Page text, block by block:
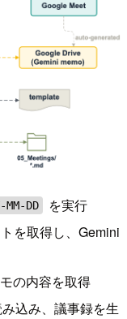
DD
を実行
を取得し、Gemini
の内容を取得
込み、議事録を生